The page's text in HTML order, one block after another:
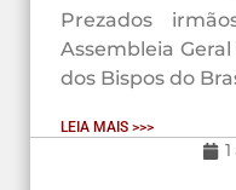
Prezados
Assembleia
dos Bispos do
LEIA MAIS >>>